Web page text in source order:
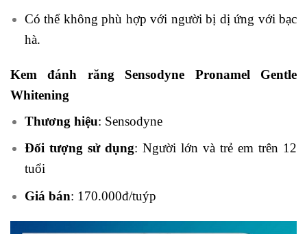
Có thể không phù hợp với người bị dị ứng với bạc
hà.
Kem đánh răng Sensodyne Pronamel Gentle
Whitening
Thương hiệu: Sensodyne
Đối tượng sử dụng: Người lớn và trẻ em trên 12
tuổi
Giá bán: 170.000đ/tuýp